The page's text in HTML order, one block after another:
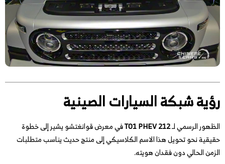
رؤية شبكة السيارات الصينية
الظهور الرسمي لـ212 T01 PHEV
في معرض قوانغتشو يشير إلى خطوة
حقيقية نحو تحويل هذا الاسم الكلاسيكي إلى منتج حديث يناسب متطلبات
الزمن الحالي دون فقدان هويته.